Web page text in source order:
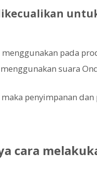
pada
suara
penyimpanan
cara